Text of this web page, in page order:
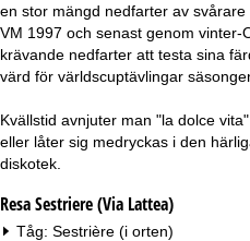
en stor mängd nedfarter av
VM 1997 och senast genom vinter-
krävande nedfarter att testa sina
värd för världscuptävlingar
Kvällstid avnjuter man "la dolce
eller låter sig medryckas i den
diskotek.
Resa Sestriere (Via Lattea)
Tåg: Sestrière (i orten)